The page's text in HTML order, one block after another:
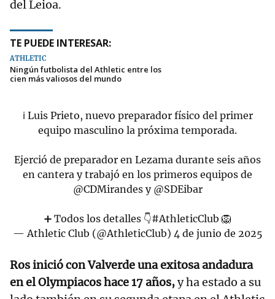
del Leioa.
TE PUEDE INTERESAR:
ATHLETIC
Ningún futbolista del Athletic entre los
cien más valiosos del mundo
ℹ️ Luis Prieto, nuevo preparador físico del primer
equipo masculino la próxima temporada.
Ejerció de preparador en Lezama durante seis años
en cantera y trabajó en los primeros equipos de
@CDMirandesy @SDEibar
➕ Todos los detalles 👇#AthleticClub 🦁
— Athletic Club (@AthleticClub) 4 de junio de 2025
Ros inició con Valverde una exitosa andadura
en el Olympiacos hace 17 años,y ha estado a su